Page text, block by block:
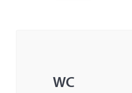
WC